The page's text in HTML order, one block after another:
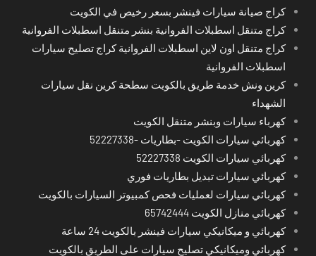
كراج صيانة سيارات فينشر بسعر رخيص في الكويت
كراج متنقل اسطبلات الفروانية بنشر متنقل اسطبلات الفروانية
كراج متنقل اون لاين اسطبلات الفروانية كراج تصليح سيارات
اسطبلات الفروانية
كرين ونش خدمة طريق بالكويت سطحة كرين نقل سيارات
الشهداء
كهرباء سيارات وبنشر متنقل الكويت
كهربائي سيارات الكويت -بطاريات -52227338
كهربائي سيارات الكويت 52227338
كهربائي سيارات تبديل بطاريات فوري
كهربائي سيارات لعمليات فحص كمبيوتر السيارات بالكويت
كهربائي منازل الكويت 65742444
كهربائي و ميكانيكي سيارات فينشر بالكويت 24 ساعة
كهربائي وميكانيكي تصليح سيارات على الطريق بالكويت